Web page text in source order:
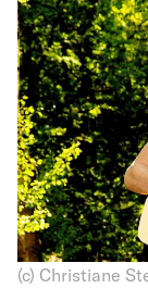
(c) Christiane